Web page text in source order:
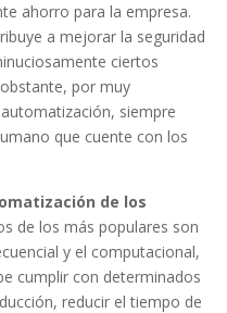
ahorro para la empresa.
a mejorar la seguridad
ciertos
por muy
siempre
que cuente con los
de los
de los más populares son
y el computacional,
cumplir con determinados
reducir el tiempo de